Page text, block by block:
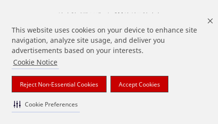
This website uses cookies on your device to enhance site
navigation, analyze site usage, and deliver you
advertisements based on your interests.
Cookie Notice
Reject Non-Essential Cookies Accept Cookies
Cookie Preferences
상기 열거된 브랜드는 3M의 상표입니다.